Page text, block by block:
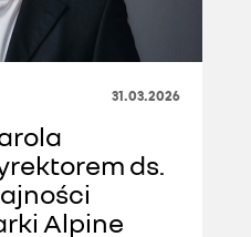
31.03.2026
ds.
Alpine